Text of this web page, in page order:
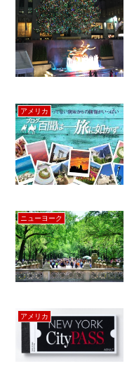
アメリカ
ニューヨーク
アメリカ